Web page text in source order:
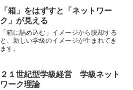
「箱」をはずすと「ネットワー
ク」が見える
「箱に詰め込む」イメージから脱却する
と、新しい学級のイメージが生まれてき
ます。
２１世紀型学級経営 学級ネット
ワーク理論